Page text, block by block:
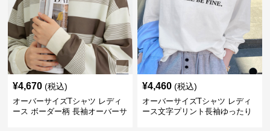
¥4,670 (税込)
オーバーサイズTシャツ レディ
ース ボーダー柄 長袖オーバーサ
¥4,460 (税込)
オーバーサイズTシャツ レディ
ース文字プリント長袖ゆったり